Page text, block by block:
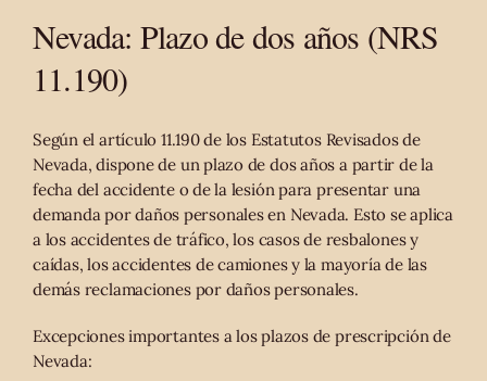
Nevada: Plazo de dos años (NRS
11.190)
Según el artículo 11.190 de los Estatutos Revisados de
Nevada, dispone de un plazo de dos años a partir de la
fecha del accidente o de la lesión para presentar una
demanda por daños personales en Nevada. Esto se aplica
a los accidentes de tráfico, los casos de resbalones y
caídas, los accidentes de camiones y la mayoría de las
demás reclamaciones por daños personales.
Excepciones importantes a los plazos de prescripción de
Nevada: